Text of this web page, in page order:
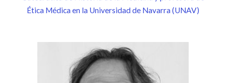
Ética Médica en la Universidad de Navarra (UNAV)